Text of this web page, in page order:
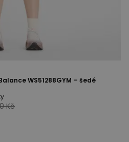
WS51288GYM – šedé
Kč